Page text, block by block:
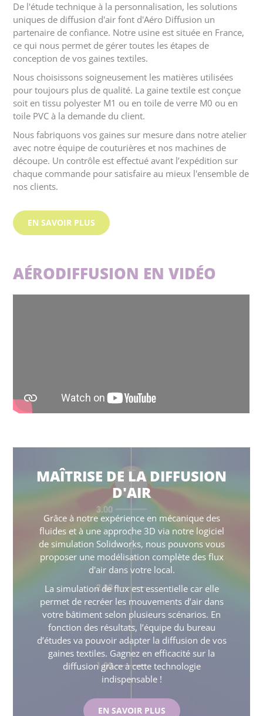
De l'étude technique à la personnalisation, les solutions
uniques de diffusion d'air font d'Aéro Diffusion un
partenaire de confiance. Notre usine est située en France,
ce qui nous permet de gérer toutes les étapes de
conception de vos gaines textiles.
Nous choisissons soigneusement les matières utilisées
pour toujours plus de qualité. La gaine textile est conçue
soit en tissu polyester M1 ou en toile de verre M0 ou en
toile PVC à la demande du client.
Nous fabriquons vos gaines sur mesure dans notre atelier
avec notre équipe de couturières et nos machines de
découpe. Un contrôle est effectué avant l’expédition sur
chaque commande pour satisfaire au mieux l'ensemble de
nos clients.
EN SAVOIR PLUS
AÉRODIFFUSION EN VIDÉO
MAÎTRISE DE LA DIFFUSION
D'AIR
Grâce à notre expérience en mécanique des
fluides et à une approche 3D via notre logiciel
de simulation Solidworks, nous pouvons vous
proposer une modélisation complète des flux
d'air dans votre local.
La simulation de flux est essentielle car elle
permet de recréer les mouvements d’air dans
votre bâtiment selon plusieurs scénarios. En
fonction des résultats, l’équipe du bureau
d’études va pouvoir adapter la diffusion de vos
gaines textiles. Gagnez en efficacité sur la
diffusion grâce à cette technologie
indispensable !
EN SAVOIR PLUS